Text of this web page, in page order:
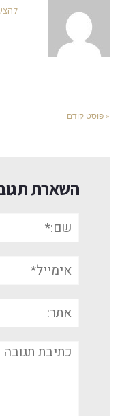
« פוסט קודם
השארת
אימייל*
תגובה